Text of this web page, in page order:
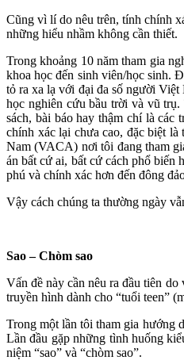
Cũng vì lí do nêu trên, tính chính
những hiểu nhầm không cần thiết.
Trong khoảng 10 năm tham gia
khoa học đến sinh viên/học sinh.
tỏ ra xa lạ với đại đa số người
học nghiên cứu bầu trời và vũ
sách, bài báo hay thậm chí là
chính xác lại chưa cao, đặc biệt
Nam (VACA) nơi tôi đang tham
án bất cứ ai, bất cứ cách phổ biến
phú và chính xác hơn đến đông
Vậy cách chúng ta thường ngày
Sao – Chòm sao
Vấn đề này cần nêu ra đầu tiên
truyền hình dành cho “tuổi teen”
Trong một lần tôi tham gia hướng
Lần đầu gặp những tình huống
niệm “sao” và “chòm sao”.